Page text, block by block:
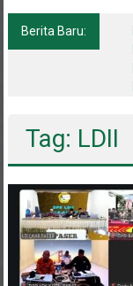
Berita Baru:
Tag: LDII